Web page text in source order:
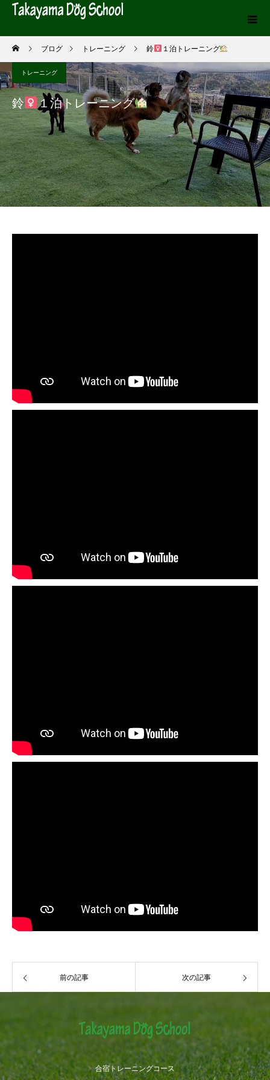
ブログ トレーニング 鈴 １泊トレーニング
トレーニング
鈴 １泊トレーニング
前の記事 次の記事
合宿トレーニングコース